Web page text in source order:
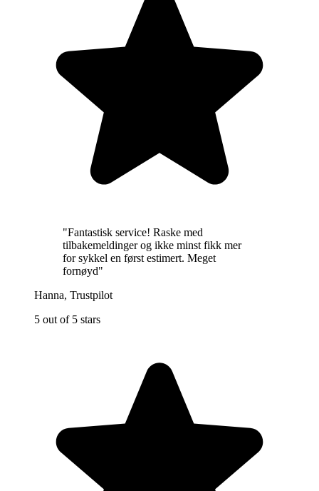
"Fantastisk service! Raske med
tilbakemeldinger og ikke minst fikk mer
for sykkel en først estimert. Meget
fornøyd"
Hanna, Trustpilot
5 out of 5 stars